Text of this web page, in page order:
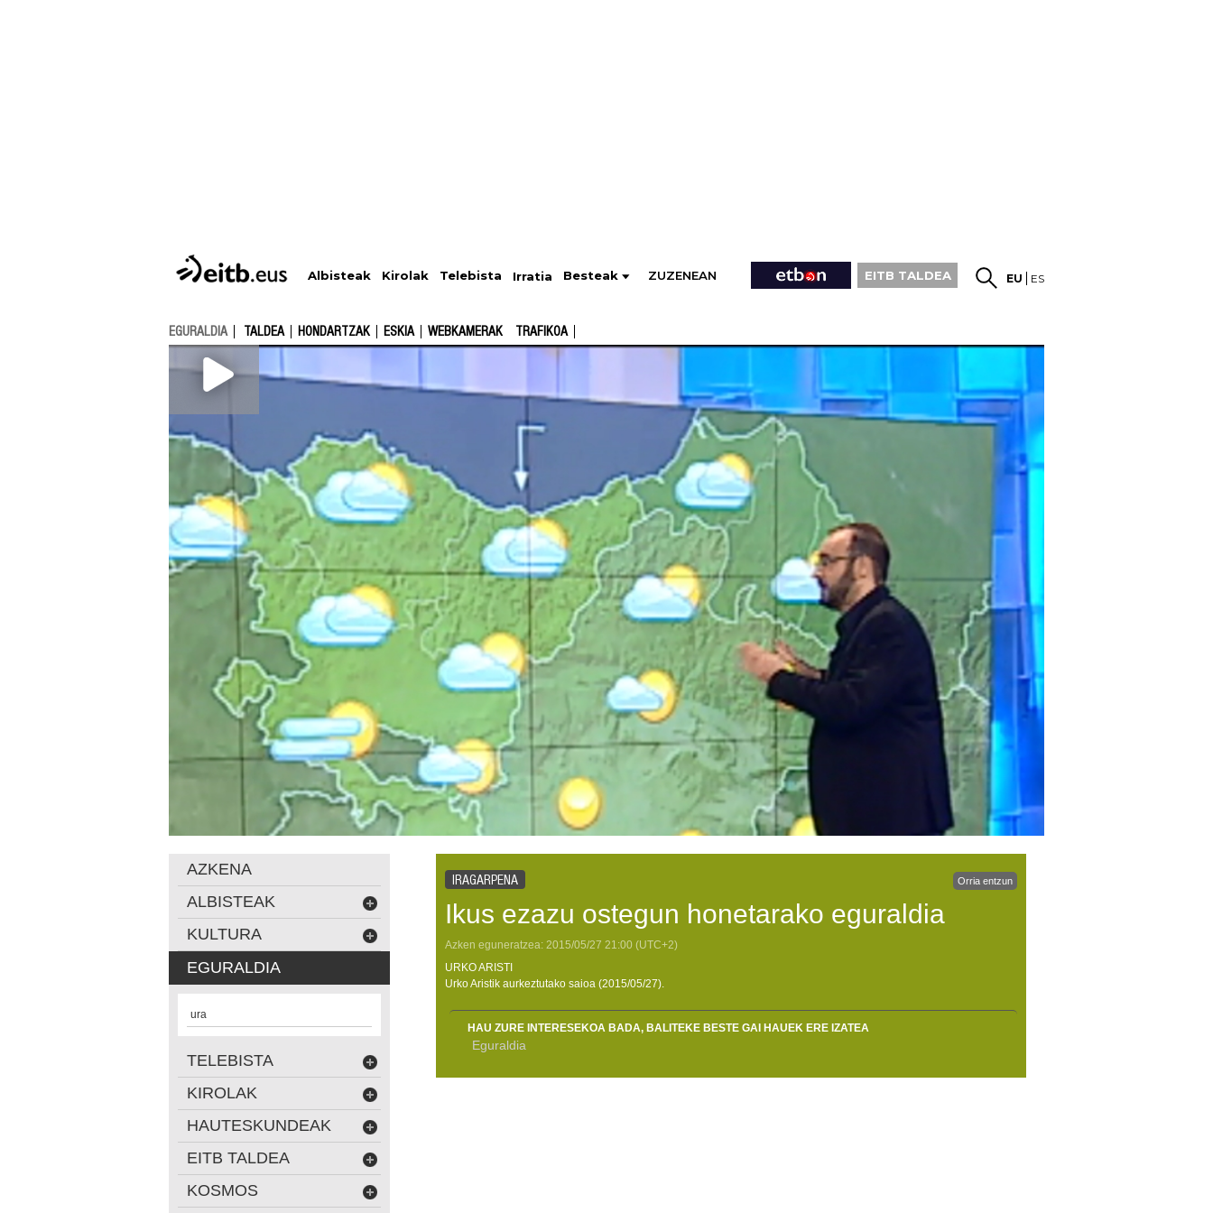
Albisteak Kirolak Telebista Irratia Besteak ZUZENEAN EITB TALDEA EU ES
EGURALDIA TALDEA HONDARTZAK ESKIA WEBKAMERAK TRAFIKOA
IRAGARPENA Orria entzun
Ikus ezazu ostegun honetarako eguraldia
Azken eguneratzea: 2015/05/27 21:00 (UTC+2)
URKO ARISTI
Urko Aristik aurkeztutako saioa (2015/05/27).
HAU ZURE INTERESEKOA BADA, BALITEKE BESTE GAI HAUEK ERE IZATEA
Eguraldia
AZKENA
ALBISTEAK
KULTURA
EGURALDIA
ura
TELEBISTA
KIROLAK
HAUTESKUNDEAK
EITB TALDEA
KOSMOS